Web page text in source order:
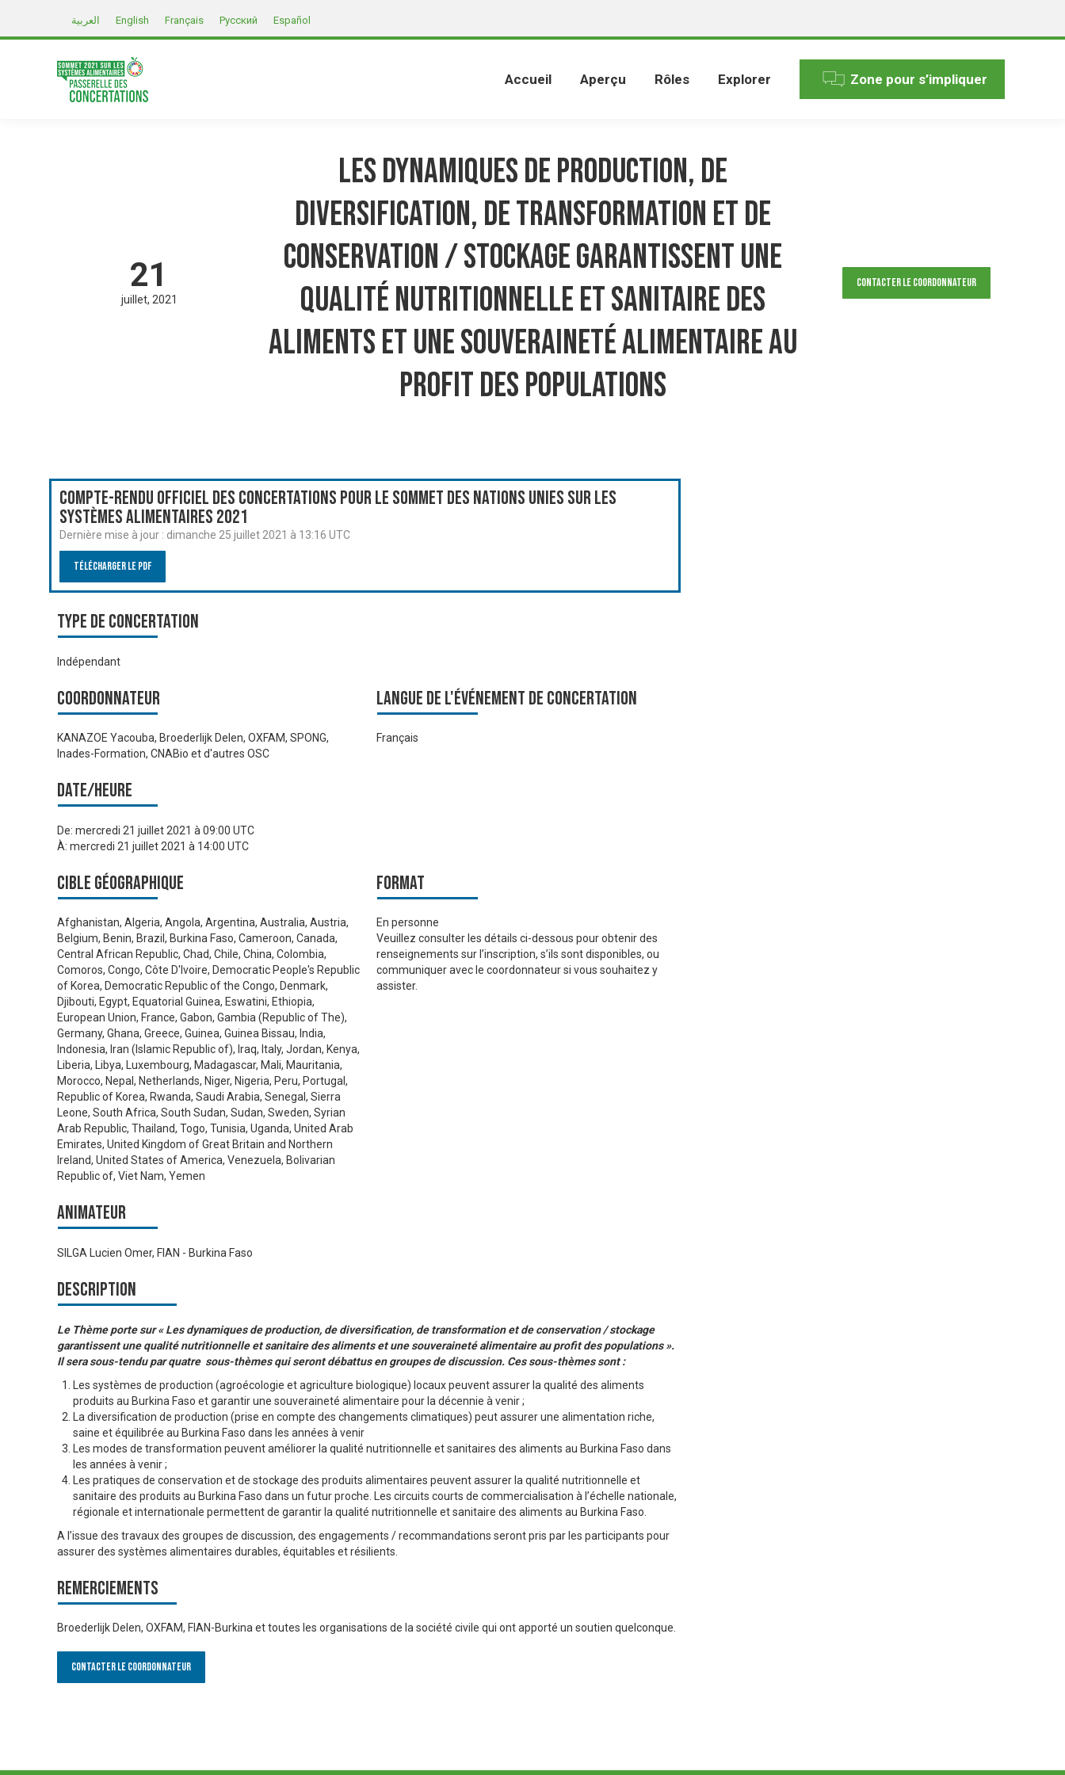
العربية English Français Русский Español
Accueil Aperçu Rôles Explorer Zone pour s’impliquer
21
juillet 2021
Les dynamiques de production, de
diversification, de transformation et de
conservation / stockage garantissent une
qualité nutritionnelle et sanitaire des
aliments et une souveraineté alimentaire au
profit des populations
Contacter le Coordonnateur
Compte-rendu officiel des Concertations pour le Sommet des Nations Unies sur les
systèmes alimentaires 2021
Dernière mise à jour : dimanche 25 juillet 2021 à 13:16 UTC
Télécharger le PDF
Type de Concertation
Indépendant
Coordonnateur
KANAZOE Yacouba, Broederlijk Delen, OXFAM, SPONG,
Inades-Formation, CNABio et d'autres OSC
Langue de l'événement de Concertation
Français
Date/heure
De: mercredi 21 juillet 2021 à 09:00 UTC
À: mercredi 21 juillet 2021 à 14:00 UTC
Cible géographique
Afghanistan, Algeria, Angola, Argentina, Australia, Austria,
Belgium, Benin, Brazil, Burkina Faso, Cameroon, Canada,
Central African Republic, Chad, Chile, China, Colombia,
Comoros, Congo, Côte D'Ivoire, Democratic People's Republic
of Korea, Democratic Republic of the Congo, Denmark,
Djibouti, Egypt, Equatorial Guinea, Eswatini, Ethiopia,
European Union, France, Gabon, Gambia (Republic of The),
Germany, Ghana, Greece, Guinea, Guinea Bissau, India,
Indonesia, Iran (Islamic Republic of), Iraq, Italy, Jordan, Kenya,
Liberia, Libya, Luxembourg, Madagascar, Mali, Mauritania,
Morocco, Nepal, Netherlands, Niger, Nigeria, Peru, Portugal,
Republic of Korea, Rwanda, Saudi Arabia, Senegal, Sierra
Leone, South Africa, South Sudan, Sudan, Sweden, Syrian
Arab Republic, Thailand, Togo, Tunisia, Uganda, United Arab
Emirates, United Kingdom of Great Britain and Northern
Ireland, United States of America, Venezuela, Bolivarian
Republic of, Viet Nam, Yemen
Format
En personne
Veuillez consulter les détails ci-dessous pour obtenir des
renseignements sur l’inscription, s’ils sont disponibles, ou
communiquer avec le coordonnateur si vous souhaitez y
assister.
Animateur
SILGA Lucien Omer, FIAN - Burkina Faso
Description
Le Thème porte sur « Les dynamiques de production, de diversification, de transformation et de conservation / stockage
garantissent une qualité nutritionnelle et sanitaire des aliments et une souveraineté alimentaire au profit des populations ».
Il sera sous-tendu par quatre sous-thèmes qui seront débattus en groupes de discussion. Ces sous-thèmes sont :
Les systèmes de production (agroécologie et agriculture biologique) locaux peuvent assurer la qualité des aliments
produits au Burkina Faso et garantir une souveraineté alimentaire pour la décennie à venir ;
La diversification de production (prise en compte des changements climatiques) peut assurer une alimentation riche,
saine et équilibrée au Burkina Faso dans les années à venir
Les modes de transformation peuvent améliorer la qualité nutritionnelle et sanitaires des aliments au Burkina Faso dans
les années à venir ;
Les pratiques de conservation et de stockage des produits alimentaires peuvent assurer la qualité nutritionnelle et
sanitaire des produits au Burkina Faso dans un futur proche. Les circuits courts de commercialisation à l’échelle nationale,
régionale et internationale permettent de garantir la qualité nutritionnelle et sanitaire des aliments au Burkina Faso.
A l’issue des travaux des groupes de discussion, des engagements / recommandations seront pris par les participants pour
assurer des systèmes alimentaires durables, équitables et résilients.
Remerciements
Broederlijk Delen, OXFAM, FIAN-Burkina et toutes les organisations de la société civile qui ont apporté un soutien quelconque.
Contacter le Coordonnateur